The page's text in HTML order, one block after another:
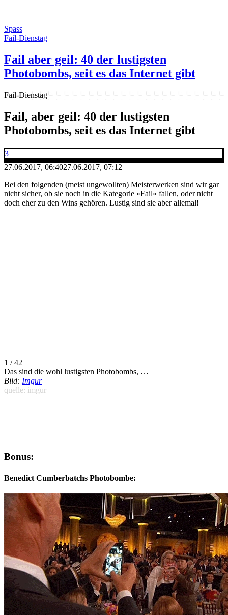
Spass
Fail-Dienstag
Fail aber geil: 40 der lustigsten
Photobombs, seit es das Internet gibt
Fail-Dienstag
Fail, aber geil: 40 der lustigsten
Photobombs, seit es das Internet gibt
3
27.06.2017, 06:4027.06.2017, 07:12
Bei den folgenden (meist ungewollten) Meisterwerken sind wir gar
nicht sicher, ob sie noch in die Kategorie «Fail» fallen, oder nicht
doch eher zu den Wins gehören. Lustig sind sie aber allemal!
1 / 42
Das sind die wohl lustigsten Photobombs, …
Bild: Imgur
quelle: imgur
Bonus:
Benedict Cumberbatchs Photobombe: